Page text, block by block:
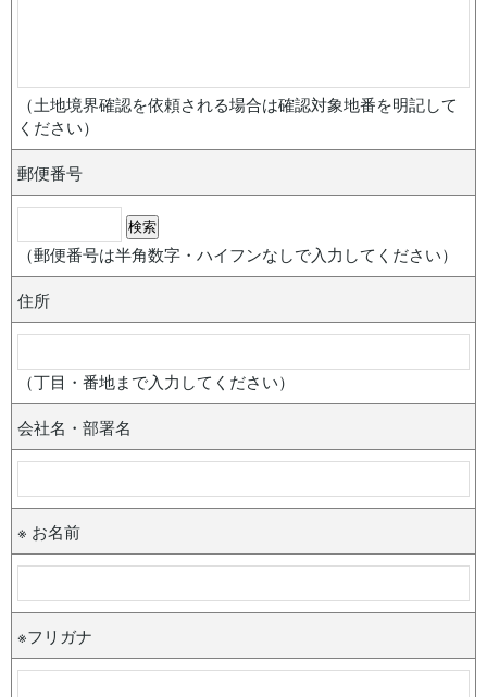
（土地境界確認を依頼される場合は確認対象地番を明記して
ください）
郵便番号
（郵便番号は半角数字・ハイフンなしで入力してください）
住所
（丁目・番地まで入力してください）
会社名・部署名
※ お名前
※フリガナ